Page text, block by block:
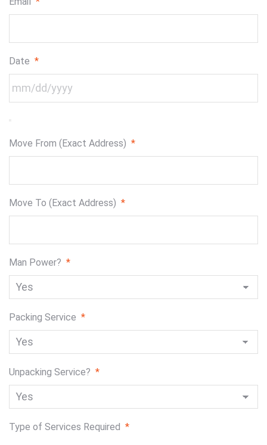
Date *
Move From (Exact Address) *
Move To (Exact Address) *
Man Power? *
Packing Service *
Unpacking Service? *
Type of Services Required *